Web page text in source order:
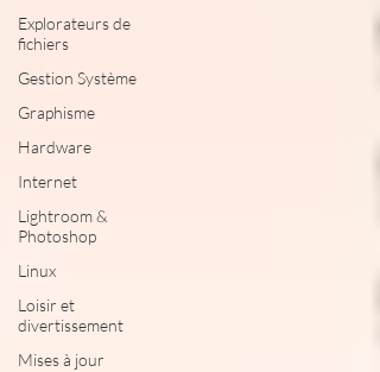
Explorateurs de
fichiers
Gestion Système
Graphisme
Hardware
Internet
Lightroom &
Photoshop
Linux
Loisir et
divertissement
Mises à jour